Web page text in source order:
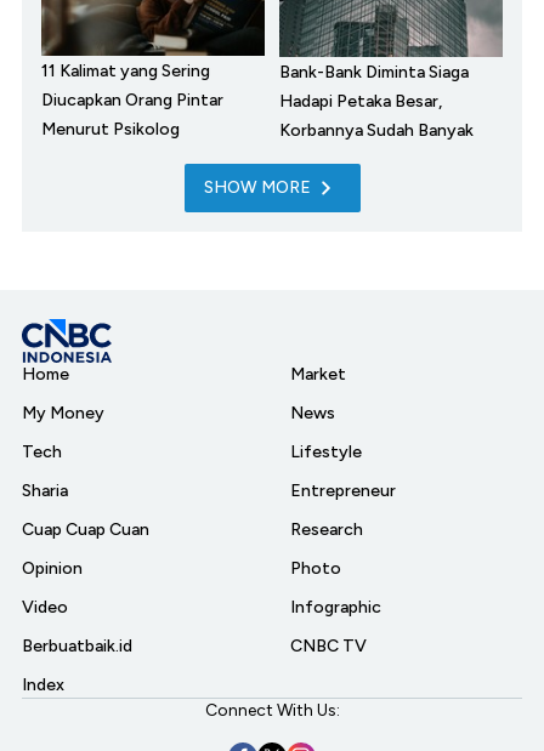
11 Kalimat yang Sering
Diucapkan Orang Pintar
Menurut Psikolog
Bank-Bank Diminta Siaga
Hadapi Petaka Besar,
Korbannya Sudah Banyak
SHOW MORE
Home
My Money
Tech
Sharia
Cuap Cuap Cuan
Opinion
Video
Berbuatbaik.id
Index
Market
News
Lifestyle
Entrepreneur
Research
Photo
Infographic
CNBC TV
Connect With Us: